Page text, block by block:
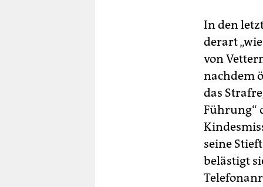
In den
derart
von
nachdem
das
Führung“
seine
belästigt